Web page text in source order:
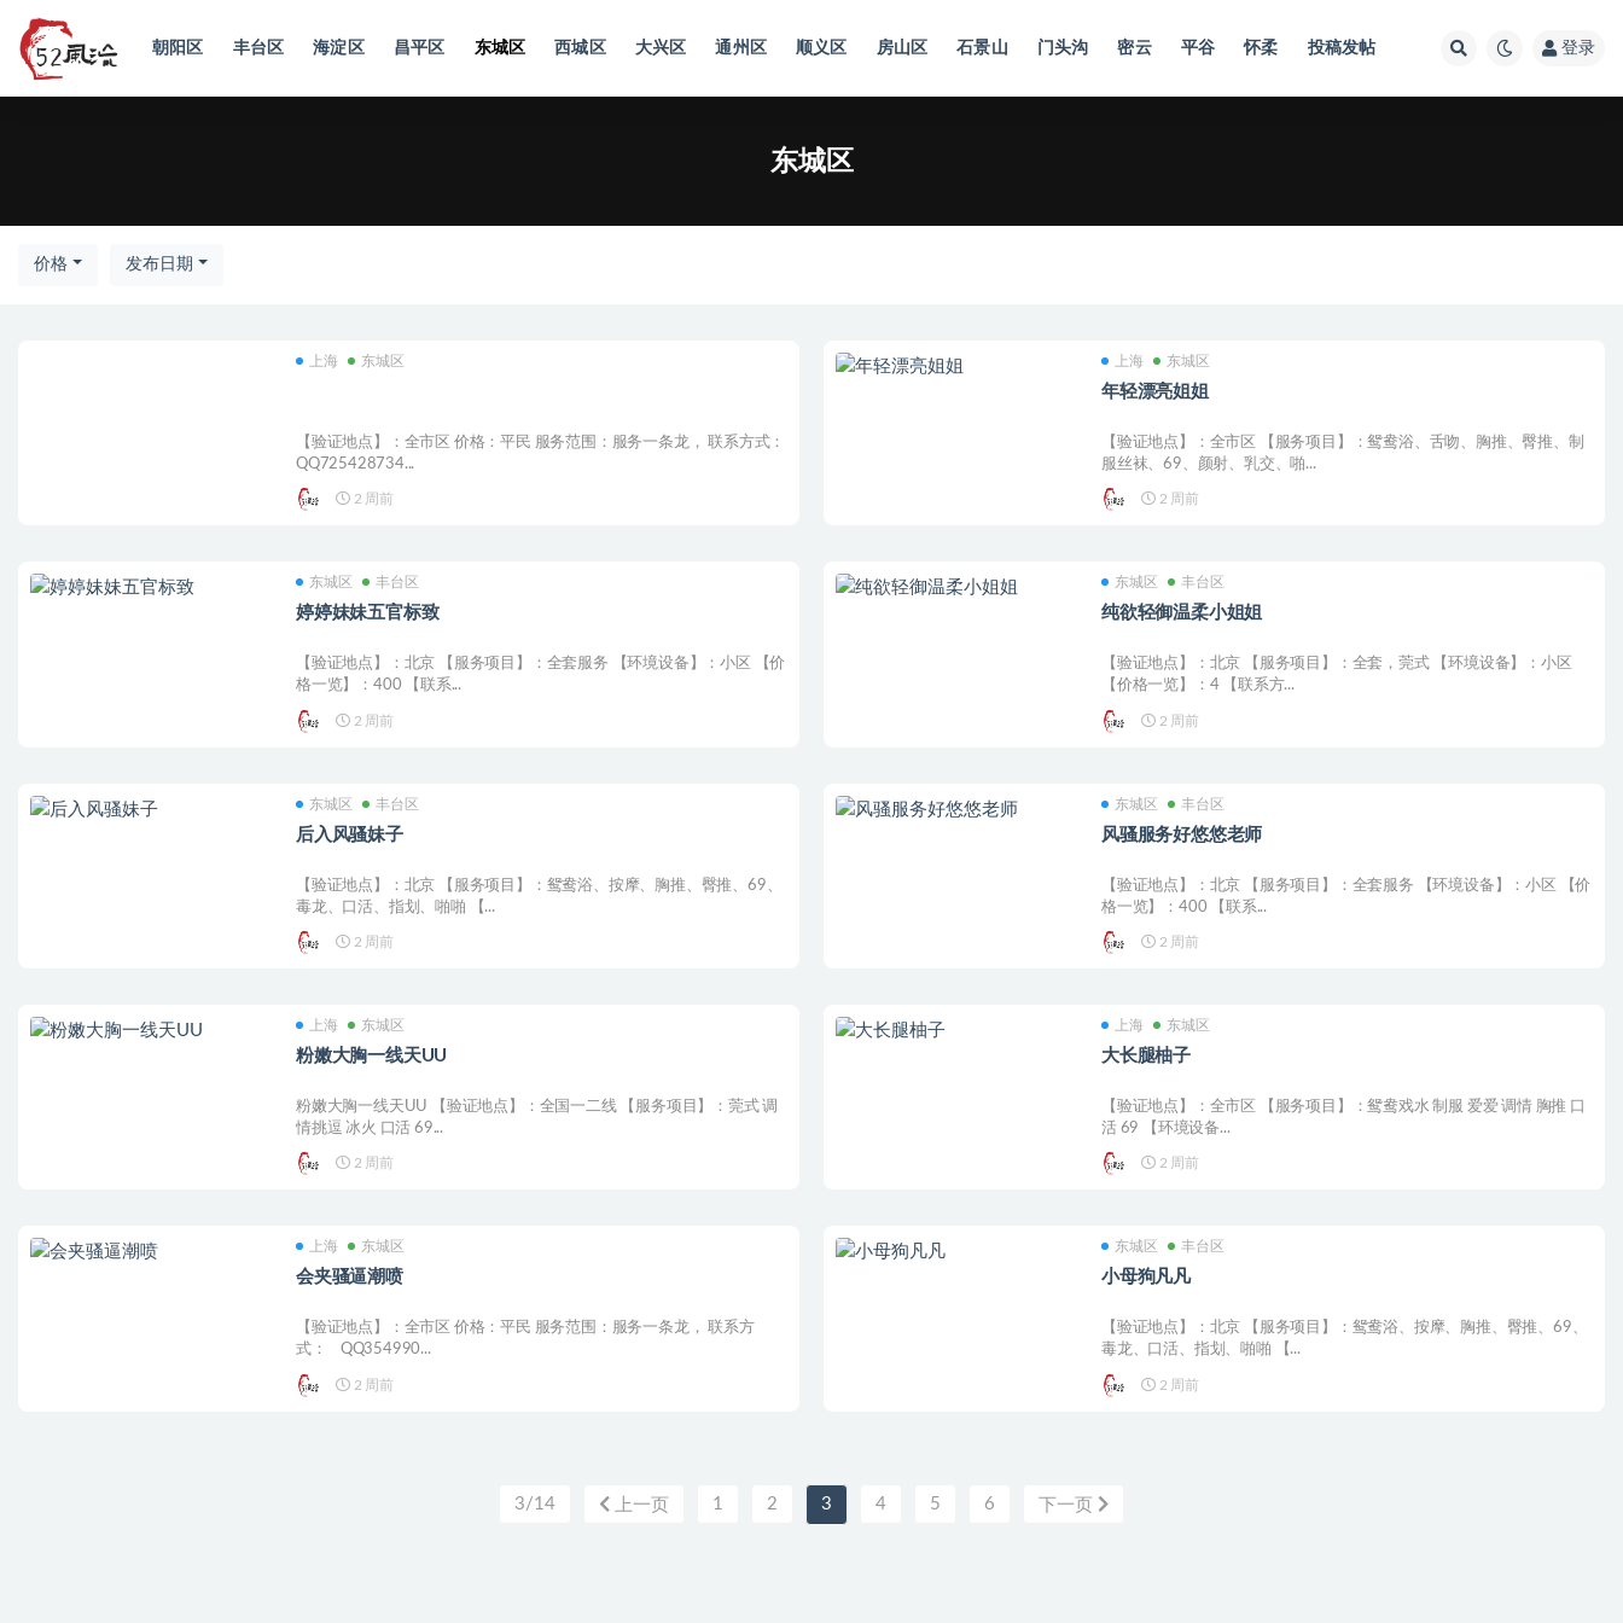
朝阳区 丰台区 海淀区 昌平区 东城区 西城区 大兴区 通州区 顺义区 房山区 石景山 门头沟 密云 平谷 怀柔 投稿发帖 登录
东城区
价格 发布日期
上海 东城区
【验证地点】：全市区 价格：平民 服务范围：服务一条龙， 联系方式：
QQ725428734...
2 周前
上海 东城区
年轻漂亮姐姐
【验证地点】：全市区 【服务项目】：鸳鸯浴、舌吻、胸推、臀推、制
服丝袜、69、颜射、乳交、啪...
2 周前
东城区 丰台区
婷婷妹妹五官标致
【验证地点】：北京 【服务项目】：全套服务 【环境设备】：小区 【价
格一览】：400 【联系...
2 周前
东城区 丰台区
纯欲轻御温柔小姐姐
【验证地点】：北京 【服务项目】：全套，莞式 【环境设备】：小区
【价格一览】：4 【联系方...
2 周前
东城区 丰台区
后入风骚妹子
【验证地点】：北京 【服务项目】：鸳鸯浴、按摩、胸推、臀推、69、
毒龙、口活、指划、啪啪 【...
2 周前
东城区 丰台区
风骚服务好悠悠老师
【验证地点】：北京 【服务项目】：全套服务 【环境设备】：小区 【价
格一览】：400 【联系...
2 周前
上海 东城区
粉嫩大胸一线天UU
粉嫩大胸一线天UU 【验证地点】：全国一二线 【服务项目】：莞式 调
情挑逗 冰火 口活 69...
2 周前
上海 东城区
大长腿柚子
【验证地点】：全市区 【服务项目】：鸳鸯戏水 制服 爱爱 调情 胸推 口
活 69 【环境设备...
2 周前
上海 东城区
会夹骚逼潮喷
【验证地点】：全市区 价格：平民 服务范围：服务一条龙， 联系方
式： QQ354990...
2 周前
东城区 丰台区
小母狗凡凡
【验证地点】：北京 【服务项目】：鸳鸯浴、按摩、胸推、臀推、69、
毒龙、口活、指划、啪啪 【...
2 周前
3/14 上一页 1 2 3 4 5 6 下一页